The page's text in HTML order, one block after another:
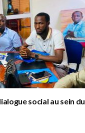
social au sein du